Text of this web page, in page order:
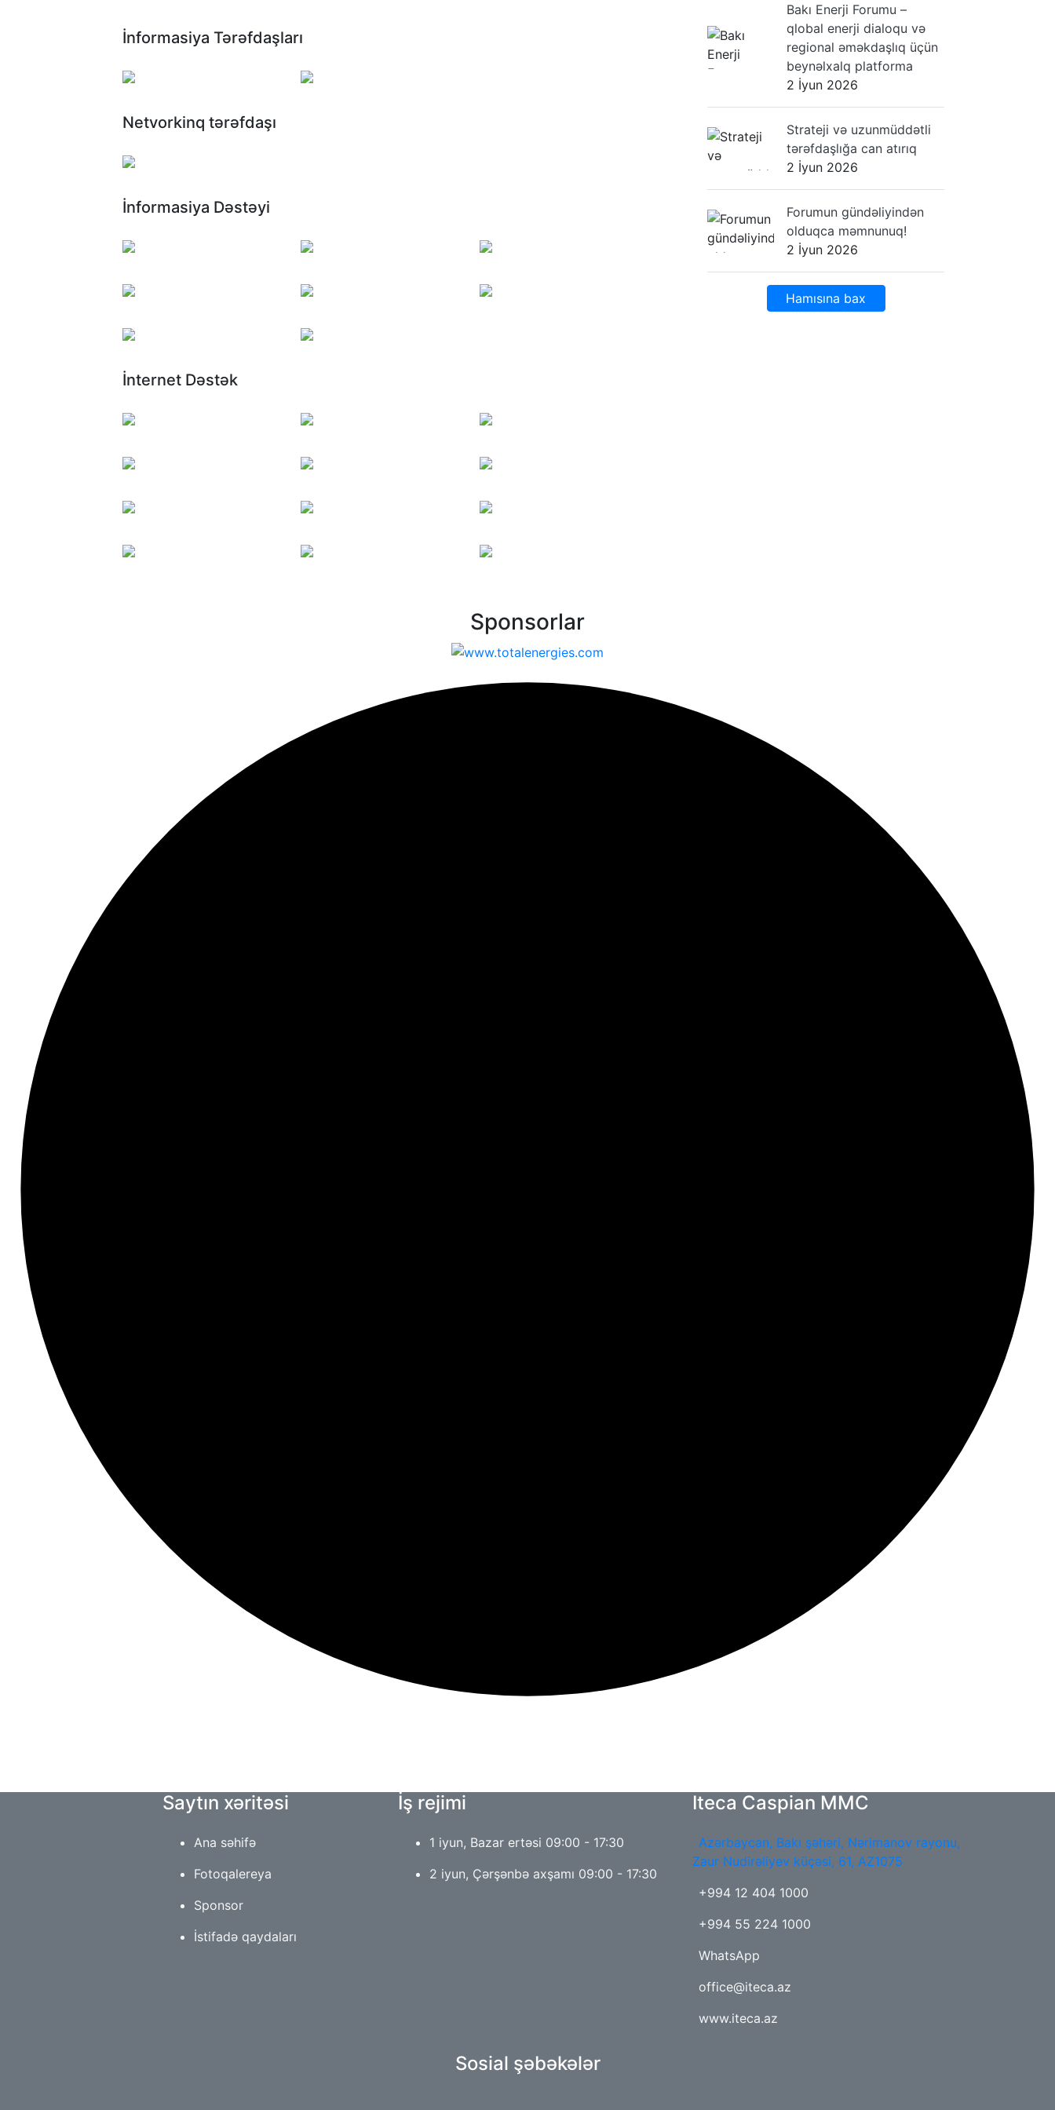
İnformasiya Tərəfdaşları
Netvorkinq tərəfdaşı
İnformasiya Dəstəyi
İnternet Dəstək
Bakı Enerji Forumu –
qlobal enerji dialoqu və
regional əməkdaşlıq üçün
beynəlxalq platforma
2 İyun 2026
Strateji və uzunmüddətli
tərəfdaşlığa can atırıq
2 İyun 2026
Forumun gündəliyindən
olduqca məmnunuq!
2 İyun 2026
Hamısına bax
Sponsorlar
Saytın xəritəsi
Ana səhifə
Fotoqalereya
Sponsor
İstifadə qaydaları
İş rejimi
1 iyun, Bazar ertəsi 09:00 - 17:30
2 iyun, Çərşənbə axşamı 09:00 - 17:30
Iteca Caspian MMC
Azərbaycan, Bakı şəhəri, Nərimanov rayonu,
Zaur Nudirəliyev küçəsi, 61, AZ1075
+994 12 404 1000
+994 55 224 1000
WhatsApp
office@iteca.az
www.iteca.az
Sosial şəbəkələr